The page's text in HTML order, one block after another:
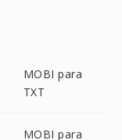
MOBI para
TXT
MOBI para